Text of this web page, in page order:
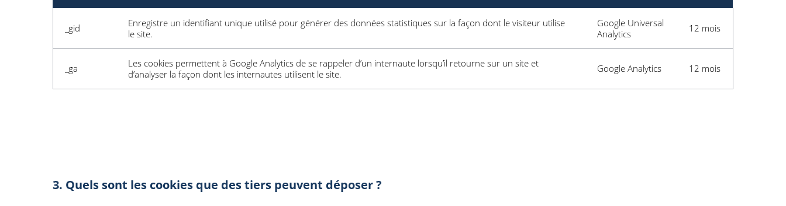
_gid
Enregistre un identifiant unique utilisé pour générer des données statistiques sur la façon dont le visiteur utilise
le site.
Google Universal
Analytics
12 mois
_ga
Les cookies permettent à Google Analytics de se rappeler d’un internaute lorsqu’il retourne sur un site et
d’analyser la façon dont les internautes utilisent le site.
Google Analytics 12 mois
3. Quels sont les cookies que des tiers peuvent déposer ?